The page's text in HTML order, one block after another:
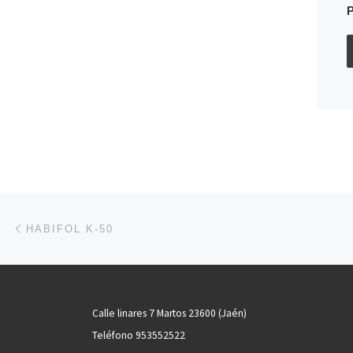
Navegación de entradas
HABIFOL K-50
Calle linares 7 Martos 23600 (Jaén)
Teléfono 953552522